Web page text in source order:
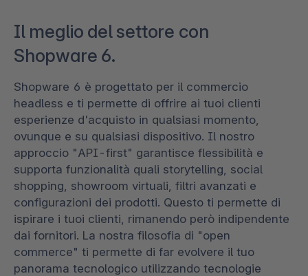
Il meglio del settore con
Shopware 6.
Shopware 6 è progettato per il commercio
headless e ti permette di offrire ai tuoi clienti
esperienze d'acquisto in qualsiasi momento,
ovunque e su qualsiasi dispositivo. Il nostro
approccio "API-first" garantisce flessibilità e
supporta funzionalità quali storytelling, social
shopping, showroom virtuali, filtri avanzati e
configurazioni dei prodotti. Questo ti permette di
ispirare i tuoi clienti, rimanendo però indipendente
dai fornitori. La nostra filosofia di "open
commerce" ti permette di far evolvere il tuo
panorama tecnologico utilizzando tecnologie